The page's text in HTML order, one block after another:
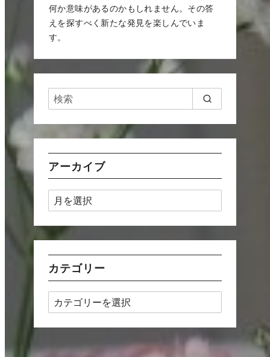
何か意味があるのかもしれません。その答
えを探すべく新たな発見を楽しんでいま
す。
アーカイブ
ア
ー
カ
ブ
カテゴリー
カ
テ
ゴ
リ